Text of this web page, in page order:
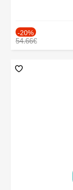
-20%
54.66€